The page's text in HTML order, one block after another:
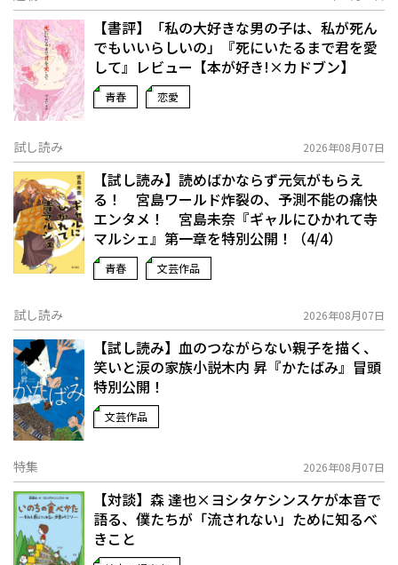
【書評】「私の大好きな男の子は、私が死ん
でもいいらしいの」――『死にいたるまで君を愛
して』レビュー【本が好き!×カドブン】
青春 恋愛
試し読み 2026年08月07日
【試し読み】読めばかならず元気がもらえ
る！ 宮島ワールド炸裂の、予測不能の痛快
エンタメ！ 宮島未奈『ギャルにひかれて寺
マルシェ』第一章を特別公開！（4/4）
青春 文芸作品
試し読み 2026年08月07日
【試し読み】血のつながらない親子を描く、
笑いと涙の家族小説――木内 昇『かたばみ』冒頭
特別公開！
文芸作品
特集 2026年08月07日
【対談】森 達也×ヨシタケシンスケが本音で
語る、僕たちが「流されない」ために知るべ
きこと